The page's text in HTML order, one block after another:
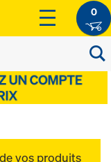
0
vos produits